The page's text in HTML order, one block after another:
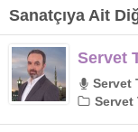
Sanatçıya Ait
Servet
Servet
Servet